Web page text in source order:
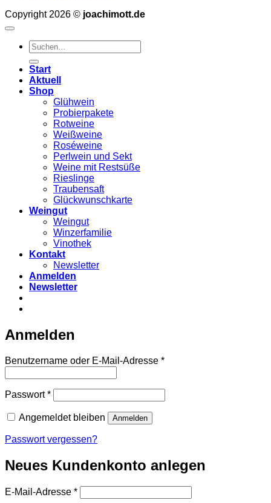
Copyright 2026 © joachimott.de
Suchen
nach:
Start
Aktuell
Shop
Glühwein
Probierpakete
Rotweine
Weißweine
Roséweine
Perlwein und Sekt
Weine mit Restsüße
Rieslinge
Traubensaft
Glückwunschkarte
Weingut
Weingut
Winzerfamilie
Vinothek
Kontakt
Newsletter
Anmelden
Newsletter
Anmelden
Benutzername oder E-Mail-Adresse *Erforderlich
Passwort*Erforderlich
Angemeldet bleiben Anmelden
Passwort vergessen?
Neues Kundenkonto anlegen
E-Mail-Adresse *Erforderlich